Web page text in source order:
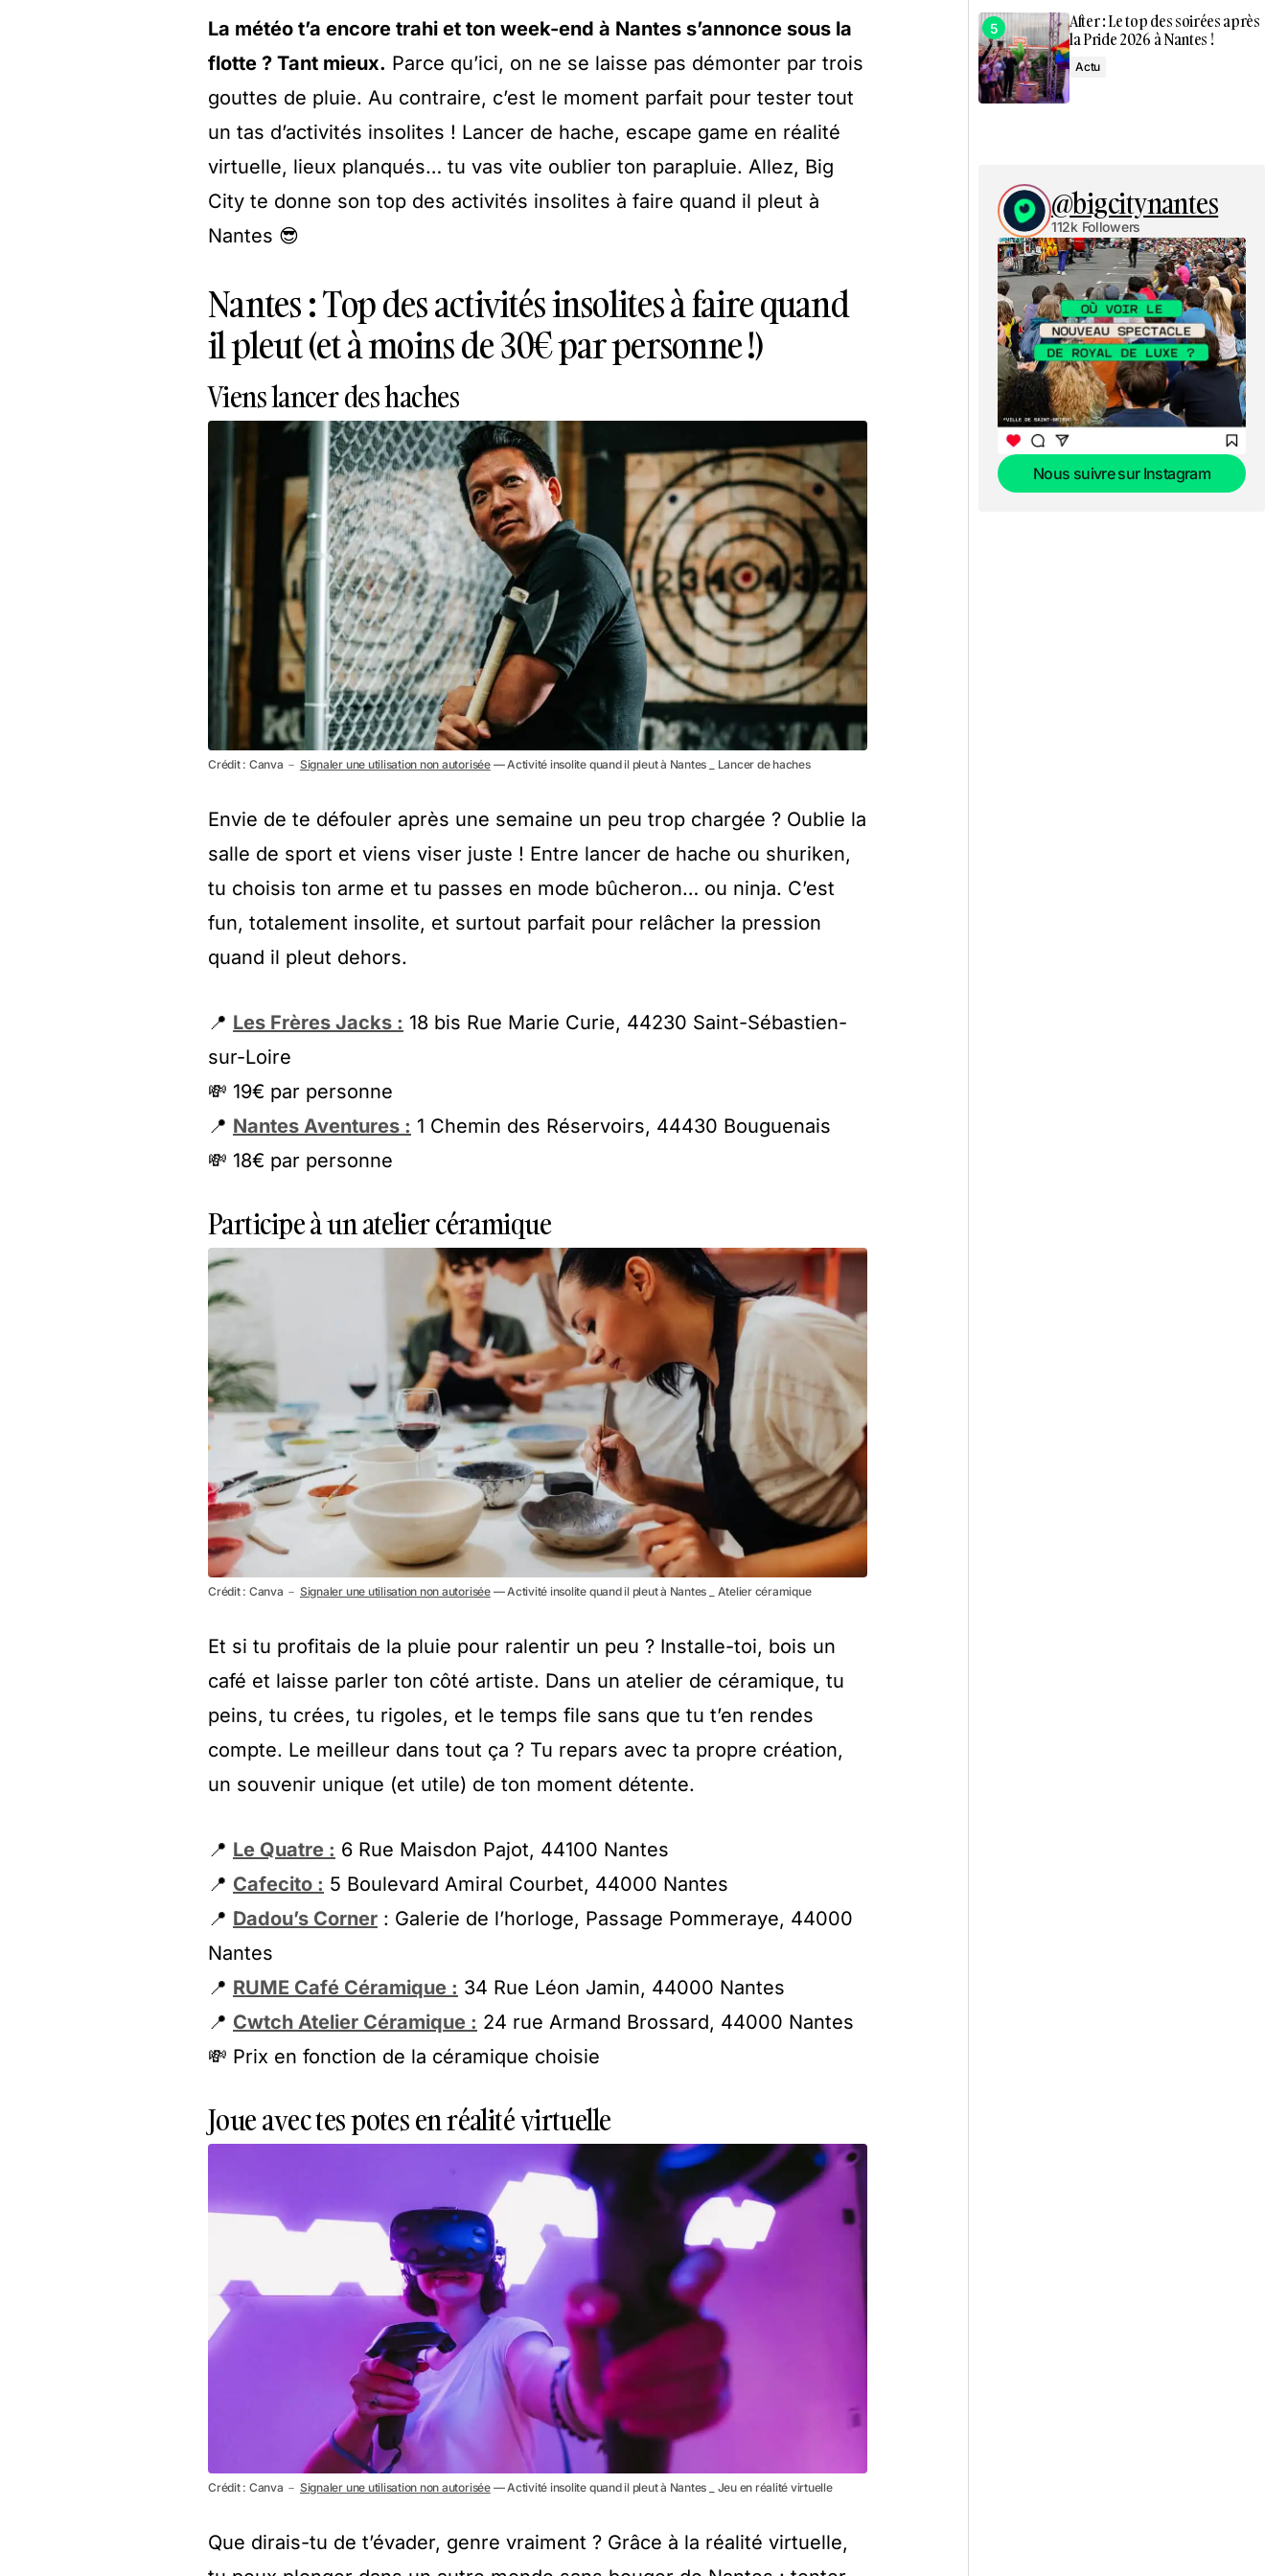
La météo t’a encore trahi et ton week-end à Nantes s’annonce sous la
flotte ? Tant mieux. Parce qu’ici, on ne se laisse pas démonter par trois
gouttes de pluie. Au contraire, c’est le moment parfait pour tester tout
un tas d’activités insolites ! Lancer de hache, escape game en réalité
virtuelle, lieux planqués… tu vas vite oublier ton parapluie. Allez, Big
City te donne son top des activités insolites à faire quand il pleut à
Nantes 😎
Nantes : Top des activités insolites à faire quand
il pleut (et à moins de 30€ par personne !)
Viens lancer des haches
Crédit : Canva － Signaler une utilisation non autorisée— Activité insolite quand il pleut à Nantes _ Lancer de haches
Envie de te défouler après une semaine un peu trop chargée ? Oublie la
salle de sport et viens viser juste ! Entre lancer de hache ou shuriken,
tu choisis ton arme et tu passes en mode bûcheron… ou ninja. C’est
fun, totalement insolite, et surtout parfait pour relâcher la pression
quand il pleut dehors.
📍 Les Frères Jacks : 18 bis Rue Marie Curie, 44230 Saint-Sébastien-
sur-Loire
💸 19€ par personne
📍 Nantes Aventures : 1 Chemin des Réservoirs, 44430 Bouguenais
💸 18€ par personne
Participe à un atelier céramique
Crédit : Canva － Signaler une utilisation non autorisée— Activité insolite quand il pleut à Nantes _ Atelier céramique
Et si tu profitais de la pluie pour ralentir un peu ? Installe-toi, bois un
café et laisse parler ton côté artiste. Dans un atelier de céramique, tu
peins, tu crées, tu rigoles, et le temps file sans que tu t’en rendes
compte. Le meilleur dans tout ça ? Tu repars avec ta propre création,
un souvenir unique (et utile) de ton moment détente.
📍 Le Quatre : 6 Rue Maisdon Pajot, 44100 Nantes
📍 Cafecito : 5 Boulevard Amiral Courbet, 44000 Nantes
📍 Dadou’s Corner : Galerie de l’horloge, Passage Pommeraye, 44000
Nantes
📍 RUME Café Céramique : 34 Rue Léon Jamin, 44000 Nantes
📍 Cwtch Atelier Céramique : 24 rue Armand Brossard, 44000 Nantes
💸 Prix en fonction de la céramique choisie
Joue avec tes potes en réalité virtuelle
Crédit : Canva － Signaler une utilisation non autorisée— Activité insolite quand il pleut à Nantes _ Jeu en réalité virtuelle
Que dirais-tu de t’évader, genre vraiment ? Grâce à la réalité virtuelle,
After : Le top des soirées après
la Pride 2026 à Nantes !
Actu
@bigcitynantes
112k Followers
Nous suivre sur Instagram